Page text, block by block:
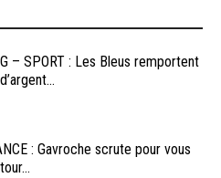
– SPORT : Les Bleus remportent
: Gavroche scrute pour vous